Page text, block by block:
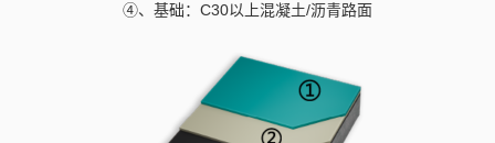
④、基础：C30以上混凝土/沥青路面